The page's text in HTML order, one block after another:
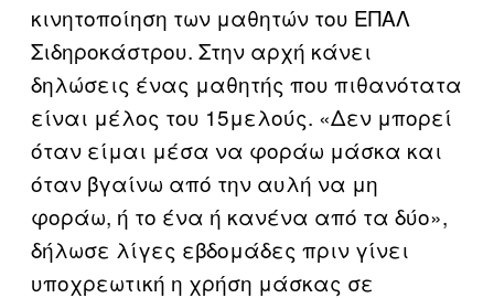
κινητοποίηση των μαθητών του ΕΠΑΛ
Σιδηροκάστρου. Στην αρχή κάνει
δηλώσεις ένας μαθητής που πιθανότατα
είναι μέλος του 15μελούς. «Δεν μπορεί
όταν είμαι μέσα να φοράω μάσκα και
όταν βγαίνω από την αυλή να μη
φοράω, ή το ένα ή κανένα από τα δύο»,
δήλωσε λίγες εβδομάδες πριν γίνει
υποχρεωτική η χρήση μάσκας σε